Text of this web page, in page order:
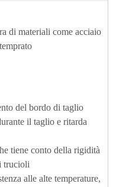
di materiali come acciaio
del bordo di taglio
il taglio e ritarda
tiene conto della rigidità
trucioli
alle alte temperature,